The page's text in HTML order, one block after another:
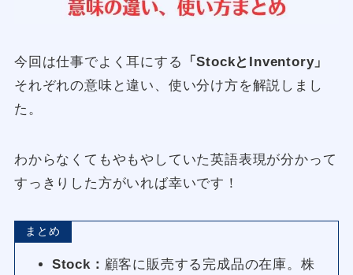
今回は仕事でよく耳にする
「StockとInventory」
それぞれの意味と違い、使い分け方を解説しまし
た。
わからなくてもやもやしていた英語表現が分かって
すっきりした方がいれば幸いです！
まとめ
Stock： 顧客に販売する完成品の在庫。株